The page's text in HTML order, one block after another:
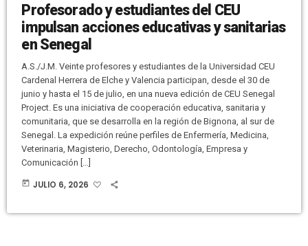
Profesorado y estudiantes del CEU
impulsan acciones educativas y sanitarias
en Senegal
A.S./J.M. Veinte profesores y estudiantes de la Universidad CEU
Cardenal Herrera de Elche y Valencia participan, desde el 30 de
junio y hasta el 15 de julio, en una nueva edición de CEU Senegal
Project. Es una iniciativa de cooperación educativa, sanitaria y
comunitaria, que se desarrolla en la región de Bignona, al sur de
Senegal. La expedición reúne perfiles de Enfermería, Medicina,
Veterinaria, Magisterio, Derecho, Odontología, Empresa y
Comunicación […]
today JULIO 6, 2026